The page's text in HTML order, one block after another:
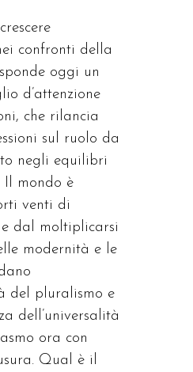
confronti della
oggi un
d’attenzione
che rilancia
sul ruolo da
negli equilibri
Il mondo è
venti di
dal moltiplicarsi
modernità e le
del pluralismo e
dell’universalità
ora con
Qual è il